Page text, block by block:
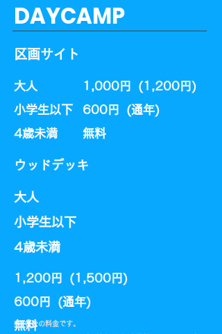
DAYCAMP
​※1名分の料金です。
区画サイト
大人
小学生以下
​4歳未満
1,000円 (1,200円)
600円 (通年)​
​無料
​ウッドデッキ
大人
小学生以下
​4歳未満
1,200円 (1,500円)
600円 (通年)​
​無料